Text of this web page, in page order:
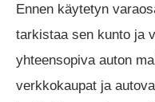
Ennen käytetyn
tarkistaa sen kunto ja
yhteensopiva auton
verkkokaupat ja